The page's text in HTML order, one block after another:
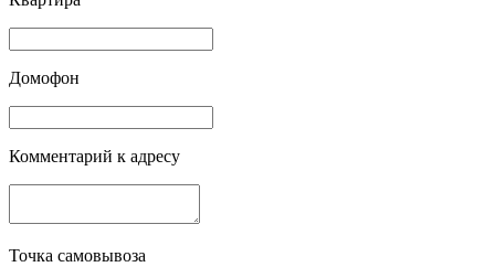
Домофон
Комментарий к адресу
Точка самовывоза